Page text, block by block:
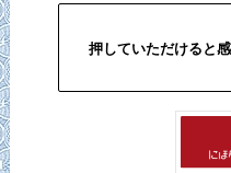
押していただけると